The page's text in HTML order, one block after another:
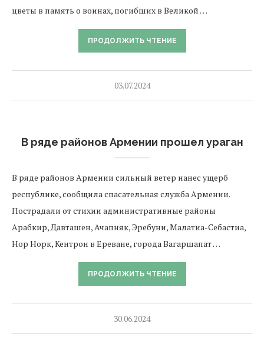
цветы в память о воинах, погибших в Великой …
ПРОДОЛЖИТЬ ЧТЕНИЕ
03.07.2024
В ряде районов Армении прошел ураган
В ряде районов Армении сильный ветер нанес ущерб
республике, сообщила спасательная служба Армении.
Пострадали от стихии административные районы
Арабкир, Давташен, Ачапняк, Эребуни, Малатиа-Себастиа,
Нор Норк, Кентрон в Ереване, города Вагаршапат …
ПРОДОЛЖИТЬ ЧТЕНИЕ
30.06.2024